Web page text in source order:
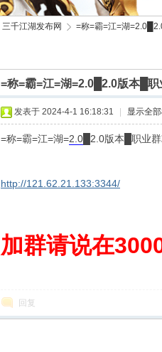
三千江湖发布网
›
=称=霸=江=湖
=称=霸=江=湖=2.0█2.0版本█
发表于 2024-4-1 16:18:31 显示全
=称=霸=江=湖=2.0 █2.0版本█职业
http://121.62.21.133:3344/
加群请说在
回复